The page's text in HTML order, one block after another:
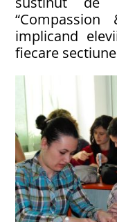
implicand
fiecare